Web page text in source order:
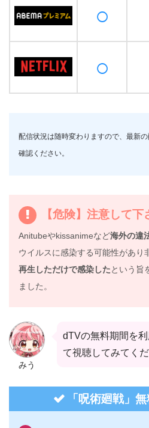
○
○
配信状況は随時変わりますので、最新
確認ください。
【危険】注意して下
Anitubeやkissanimeなど海外の違
ウイルスに感染する可能性があり
再生しただけで感染したという旨
ました。
みう
dTVの無料期間を
て視聴してみてくだ
「呪術廻戦」